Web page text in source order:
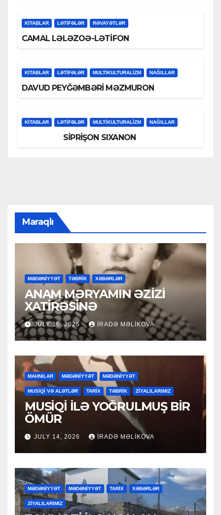
KİTABLAR LƏTIFƏLƏR RƏVAYƏTLƏR
CAMAL LƏLƏZOƏ-LƏTİFON
KİTABLAR LƏTIFƏLƏR MULTIKULTURALIZM NAĞILLAR
DAVUD PEYĞƏMBƏRİ MƏZMURON
KİTABLAR LƏTIFƏLƏR MULTIKULTURALIZM NAĞILLAR
SİPRİŞON SIXANON
Maraqlı
MƏDƏNİYYƏT TƏBRİK XƏBƏRLƏR
ANAM MƏRYAMIN ƏZİZİ
XATİRƏSİNƏ
JULY 16, 2026 İRADƏ MƏLIKOVA
MAHNILAR MƏDƏNİYYƏT MƏDƏNİYYƏT
MUSİQİ VƏ ALƏTLƏR TARİX TƏBRİK ZİYALILARIMIZ
MUSİQİ İLƏ YOĞRULMUŞ BİR
ÖMÜR
JULY 14, 2026 İRADƏ MƏLIKOVA
MƏDƏNİYYƏT MƏDƏNİYYƏT TARİX XƏBƏRLƏR
ZİYALILARIMIZ